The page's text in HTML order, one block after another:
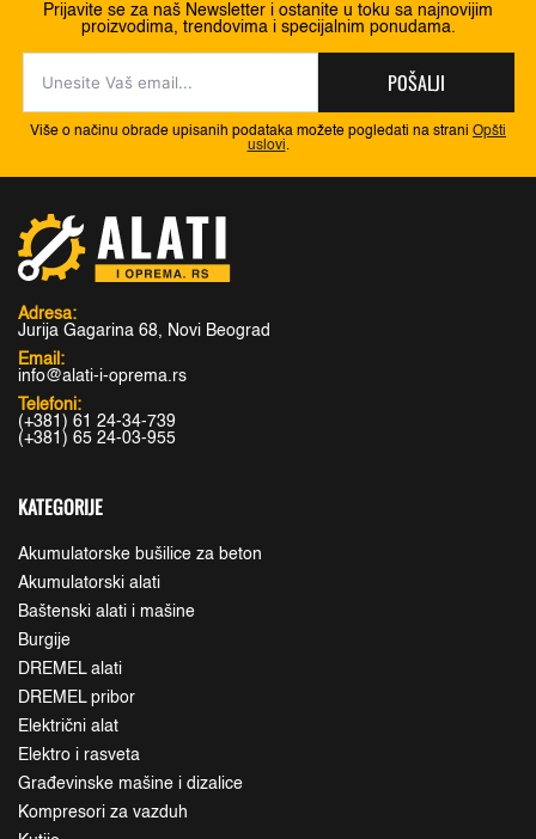
Prijavite se za naš Newsletter i ostanite u toku sa najnovijim
proizvodima, trendovima i specijalnim ponudama.
POŠALJI
Više o načinu obrade upisanih podataka možete pogledati na strani Opšti
uslovi.
Adresa:
Jurija Gagarina 68, Novi Beograd
Email:
info@alati-i-oprema.rs
Telefoni:
(+381) 61 24-34-739
(+381) 65 24-03-955
KATEGORIJE
Akumulatorske bušilice za beton
Akumulatorski alati
Baštenski alati i mašine
Burgije
DREMEL alati
DREMEL pribor
Električni alat
Elektro i rasveta
Građevinske mašine i dizalice
Kompresori za vazduh